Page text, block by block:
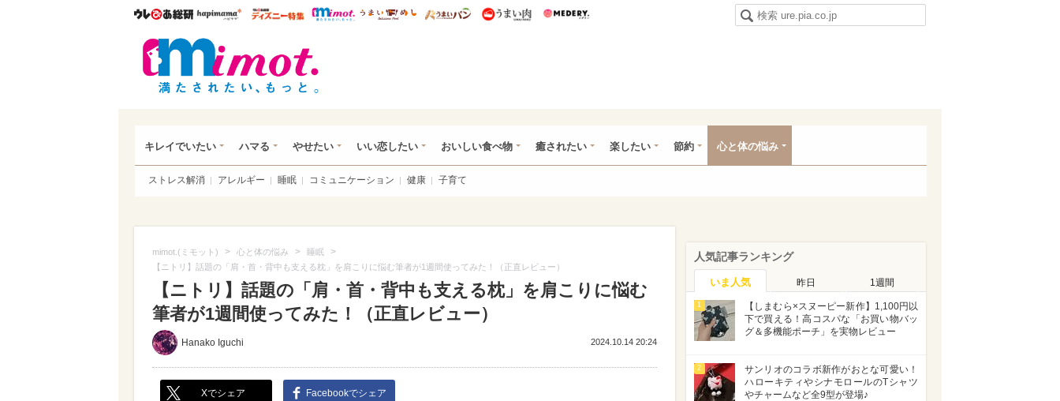
ウレぴあ総研ハピママ* ウレぴあ総研 ディズニー特集
mimot. うまいめし うまいパン うまい肉
キレイでいたい ハマる やせたい いい恋したい おいしい食べ物 癒されたい 楽したい 節約 心と体の悩み
ストレス解消 アレルギー 睡眠 コミュニケーション 健康 子育て
mimot.(ミモット) > 心と体の悩み > 睡眠 >
【ニトリ】話題の「肩・首・背中も支える枕」を肩こりに悩む筆者が1週間使ってみた！（正直レビュー）
【ニトリ】話題の「肩・首・背中も支える枕」を肩こりに悩む
筆者が1週間使ってみた！（正直レビュー）
Hanako Iguchi 2024.10.14 20:24
Xでシェア Facebookでシェア
人気記事ランキング
いま人気 昨日 1週間
1
【しまむら×スヌーピー新作】1,100円以
下で買える！高コスパな「お買い物バッ
グ＆多機能ポーチ」を実物レビュー
2
サンリオのコラボ新作がおとな可愛い！
ハローキティやシナモロールのTシャツ
やチャームなど全9型が登場♪